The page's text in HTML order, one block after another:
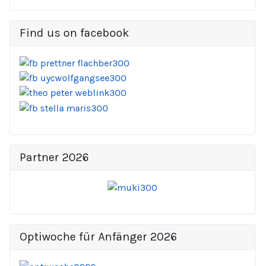
Find us on facebook
Partner 2026
Optiwoche für Anfänger 2026